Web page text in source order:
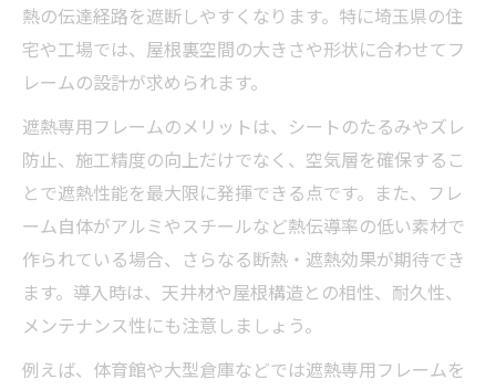
熱の伝達経路を遮断しやすくなります。特に埼玉県の住
宅や工場では、屋根裏空間の大きさや形状に合わせてフ
レームの設計が求められます。
遮熱専用フレームのメリットは、シートのたるみやズレ
防止、施工精度の向上だけでなく、空気層を確保するこ
とで遮熱性能を最大限に発揮できる点です。また、フレ
ーム自体がアルミやスチールなど熱伝導率の低い素材で
作られている場合、さらなる断熱・遮熱効果が期待でき
ます。導入時は、天井材や屋根構造との相性、耐久性、
メンテナンス性にも注意しましょう。
例えば、体育館や大型倉庫などでは遮熱専用フレームを